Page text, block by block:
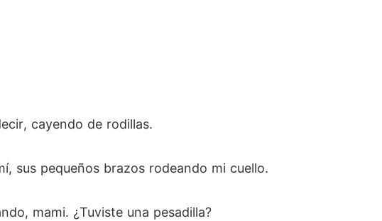
cayendo de rodillas.
sus pequeños brazos rodeando mi cuello.
mami. ¿Tuviste una pesadilla?